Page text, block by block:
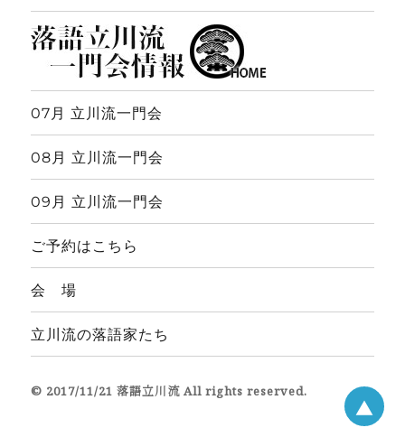
07月 立川流一門会
08月 立川流一門会
09月 立川流一門会
ご予約はこちら
会 場
立川流の落語家たち
© 2017/11/21 落語立川流 All rights reserved.
▲